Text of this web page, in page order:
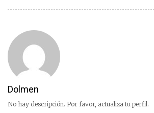
Dolmen
No hay descripción. Por favor, actualiza tu perfil.